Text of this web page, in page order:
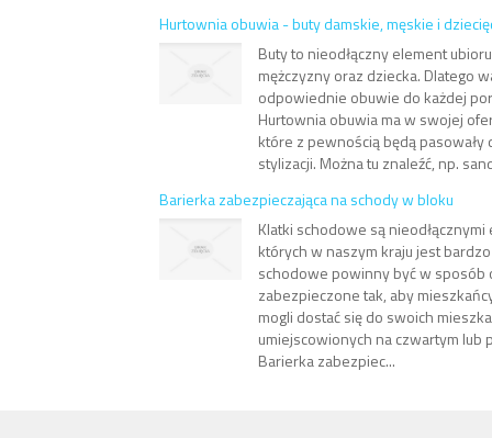
Hurtownia obuwia - buty damskie, męskie i
Buty to nieodłączny element
mężczyzny oraz dziecka. Dlatego
odpowiednie obuwie do każdej
Hurtownia obuwia ma w swojej
które z pewnością będą
stylizacji. Można tu znaleźć, np.
Barierka zabezpieczająca na schody w bloku
Klatki schodowe są
których w naszym kraju jest
schodowe powinny być w
zabezpieczone tak, aby
mogli dostać się do swoich
umiejscowionych na czwartym lub
Barierka zabezpiec...